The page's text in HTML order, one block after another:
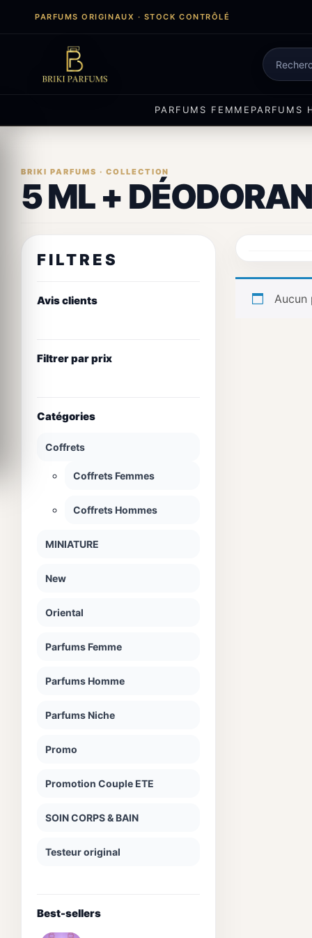
PARFUMS ORIGINAUX · STOCK CONTRÔLÉ
Recherche
de
produits
PARFUMS FEMME PARFUMS
5 ML +
FILTRES
Avis clients
Filtrer par prix
Catégories
Coffrets
Coffrets Femmes
Coffrets Hommes
MINIATURE
New
Oriental
Parfums Femme
Parfums Homme
Parfums Niche
Promo
Promotion Couple ETE
SOIN CORPS & BAIN
Testeur original
Best-sellers
Aucun